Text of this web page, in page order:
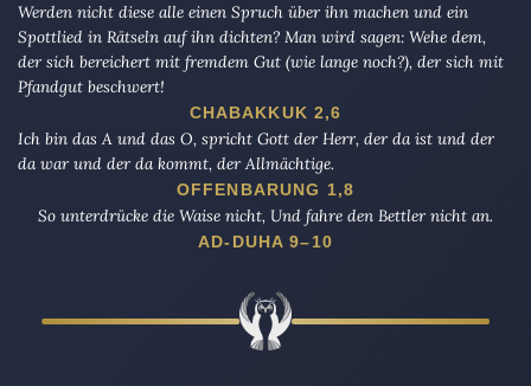
Werden nicht diese alle einen Spruch über ihn machen und ein
Spottlied in Rätseln auf ihn dichten? Man wird sagen: Wehe dem,
der sich bereichert mit fremdem Gut (wie lange noch?), der sich mit
Pfandgut beschwert!
CHABAKKUK 2,6
Ich bin das A und das O, spricht Gott der Herr, der da ist und der
da war und der da kommt, der Allmächtige.
OFFENBARUNG 1,8
So unterdrücke die Waise nicht, Und fahre den Bettler nicht an.
AD-DUHA 9–10